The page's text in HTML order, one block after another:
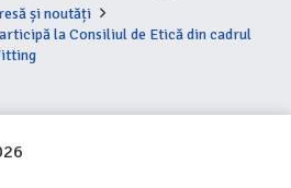
și noutăți
la Consiliul de Etică din cadrul